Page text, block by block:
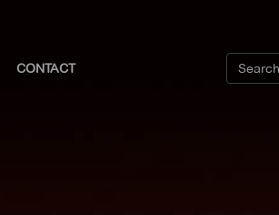
CONTACT